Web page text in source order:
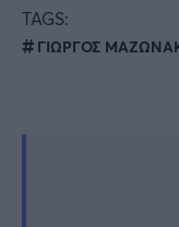
TAGS:
ΓΙΩΡΓΟΣ